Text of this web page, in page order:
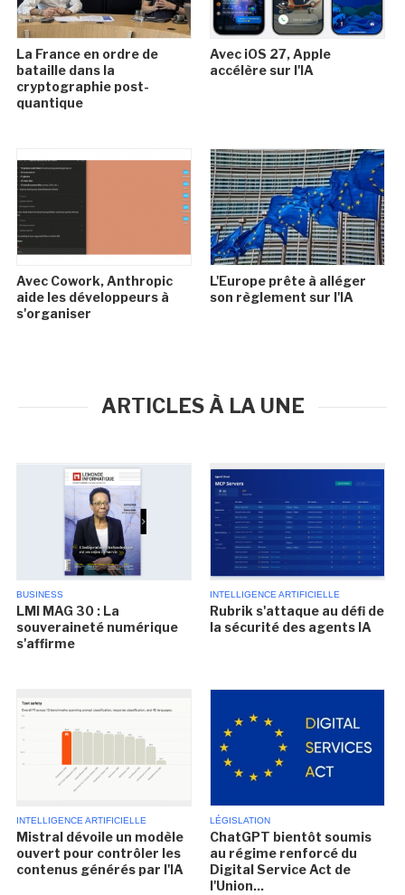
La France en ordre de
bataille dans la
cryptographie post-
quantique
Avec iOS 27, Apple
accélère sur l'IA
Avec Cowork, Anthropic
aide les développeurs à
s'organiser
L'Europe prête à alléger
son règlement sur l'IA
ARTICLES À LA UNE
BUSINESS
LMI MAG 30 : La
souveraineté numérique
s'affirme
INTELLIGENCE ARTIFICIELLE
Rubrik s'attaque au défi de
la sécurité des agents IA
INTELLIGENCE ARTIFICIELLE
Mistral dévoile un modèle
ouvert pour contrôler les
contenus générés par l'IA
LÉGISLATION
ChatGPT bientôt soumis
au régime renforcé du
Digital Service Act de
l'Union...